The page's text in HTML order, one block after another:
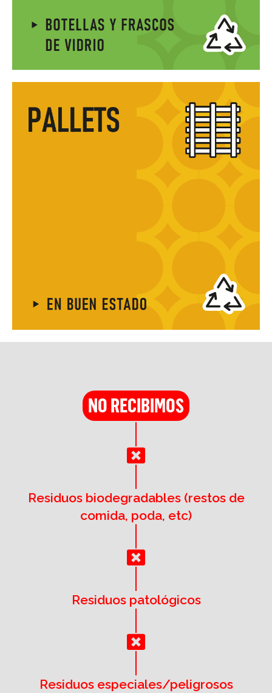
NO RECIBIMOS
Residuos biodegradables (restos de
comida, poda, etc)
Residuos patológicos
Residuos especiales/peligrosos